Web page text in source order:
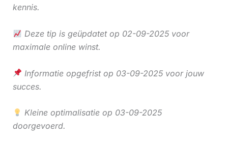
kennis.
Deze tip is geüpdatet op 02-09-2025 voor
maximale online winst.
Informatie opgefrist op 03-09-2025 voor jouw
succes.
Kleine optimalisatie op 03-09-2025
doorgevoerd.